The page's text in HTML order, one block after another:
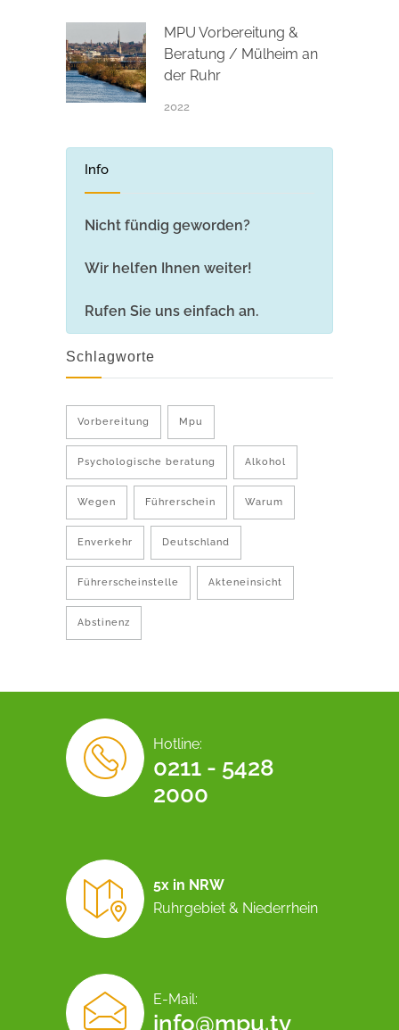
MPU Vorbereitung &
Beratung / Mülheim an
der Ruhr
2022
Info
Nicht fündig geworden?
Wir helfen Ihnen weiter!
Rufen Sie uns einfach an.
Schlagworte
Vorbereitung Mpu
Psychologische beratung Alkohol
Wegen Führerschein Warum
Enverkehr Deutschland
Führerscheinstelle Akteneinsicht
Abstinenz
Hotline:
0211 - 5428
2000
5x in NRW
Ruhrgebiet & Niederrhein
E-Mail:
info@mpu.tv